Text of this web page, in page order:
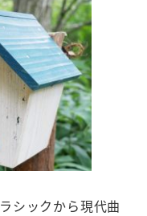
シックから現代曲